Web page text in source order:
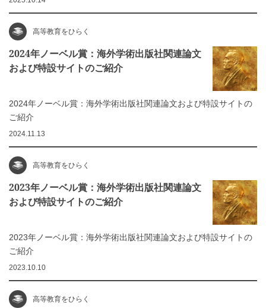
高等教育をひらく
2024年ノーベル賞：海外学術出版社関連論文
および特設サイトのご紹介
2024年ノーベル賞：海外学術出版社関連論文および特設サイトの
ご紹介
2024.11.13
高等教育をひらく
2023年ノーベル賞：海外学術出版社関連論文
および特設サイトのご紹介
2023年ノーベル賞：海外学術出版社関連論文および特設サイトの
ご紹介
2023.10.10
高等教育をひらく